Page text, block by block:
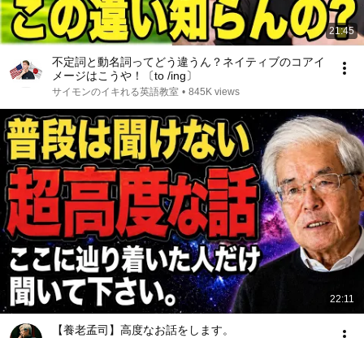
21:45
不定詞と動名詞ってどう違うん？ネイティブのコアイ
メージはこうや！〔to /ing〕
サイモンのイキれる英語教室 • 845K views
22:11
【養老孟司】高度なお話をします。